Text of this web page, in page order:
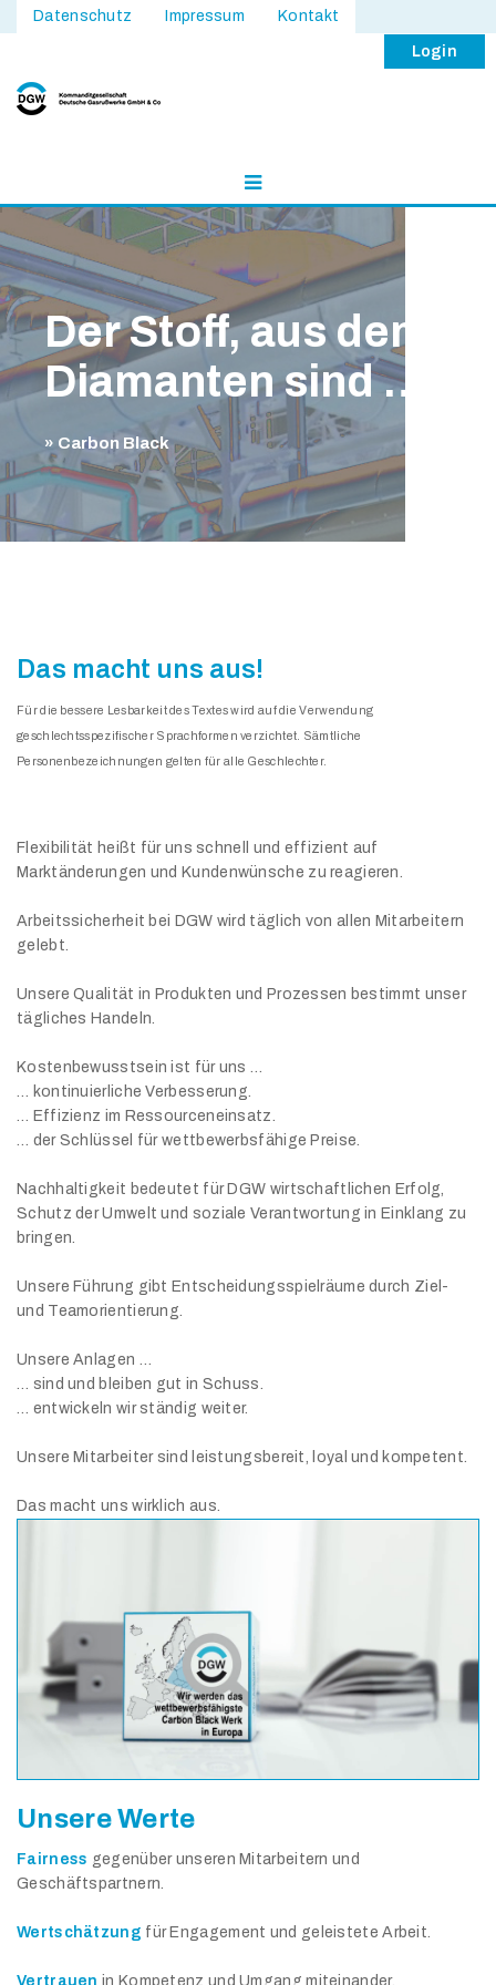
Datenschutz Impressum Kontakt
Login
Der Stoff, aus dem
Diamanten sind …
» Carbon Black
Das macht uns aus!
Für die bessere Lesbarkeit des Textes wird auf die Verwendung
geschlechtsspezifischer Sprachformen verzichtet. Sämtliche
Personenbezeichnungen gelten für alle Geschlechter.
Flexibilität heißt für uns schnell und effizient auf
Marktänderungen und Kundenwünsche zu reagieren.
Arbeitssicherheit bei DGW wird täglich von allen Mitarbeitern
gelebt.
Unsere Qualität in Produkten und Prozessen bestimmt unser
tägliches Handeln.
Kostenbewusstsein ist für uns …
… kontinuierliche Verbesserung.
… Effizienz im Ressourceneinsatz.
… der Schlüssel für wettbewerbsfähige Preise.
Nachhaltigkeit bedeutet für DGW wirtschaftlichen Erfolg,
Schutz der Umwelt und soziale Verantwortung in Einklang zu
bringen.
Unsere Führung gibt Entscheidungsspielräume durch Ziel-
und Teamorientierung.
Unsere Anlagen …
… sind und bleiben gut in Schuss.
… entwickeln wir ständig weiter.
Unsere Mitarbeiter sind leistungsbereit, loyal und kompetent.
Das macht uns wirklich aus.
Unsere Werte
Fairness gegenüber unseren Mitarbeitern und
Geschäftspartnern.
Wertschätzung für Engagement und geleistete Arbeit.
Vertrauen in Kompetenz und Umgang miteinander.